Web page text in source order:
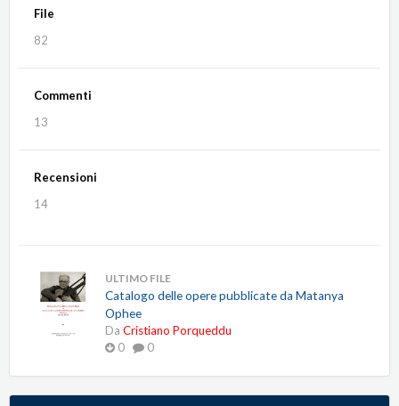
File
82
Commenti
13
Recensioni
14
ULTIMO FILE
Catalogo delle opere pubblicate da Matanya
Ophee
Da Cristiano Porqueddu
0
0